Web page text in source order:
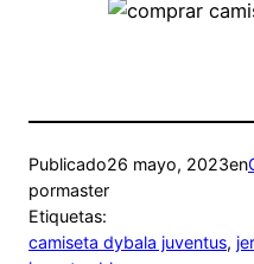
Publicado26 mayo, 2023en
pormaster
Etiquetas:
camiseta dybala juventus,